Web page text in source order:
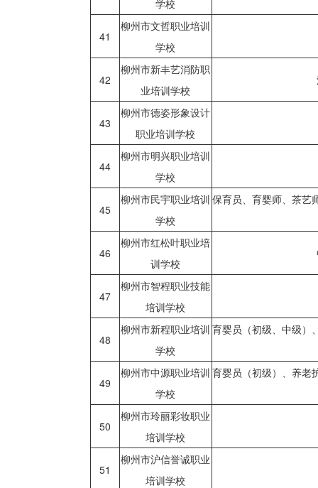
学校
41
柳州市文哲职业培训
学校
42
柳州市新丰艺消防职
业培训学校
43
柳州市德姿形象设计
职业培训学校
44
柳州市明兴职业培训
学校
45
柳州市民宇职业培训
学校
保育员、育婴师、茶艺
46
柳州市红松叶职业培
训学校
47
柳州市智程职业技能
培训学校
48
柳州市新程职业培训
学校
育婴员（初级、中级）
49
柳州市中源职业培训
学校
育婴员（初级）、养老
50
柳州市玲丽彩妆职业
培训学校
51
柳州市沪信誉诚职业
培训学校